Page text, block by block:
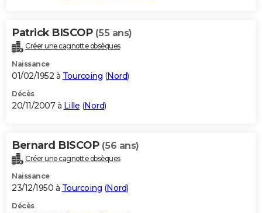
Patrick BISCOP (55 ans)
Créer une cagnotte obsèques
Naissance
01/02/1952 à Tourcoing (Nord)
Décès
20/11/2007 à Lille (Nord)
Bernard BISCOP (56 ans)
Créer une cagnotte obsèques
Naissance
23/12/1950 à Tourcoing (Nord)
Décès